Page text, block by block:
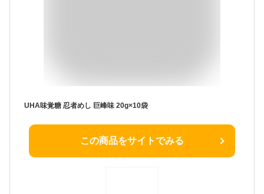
UHA味覚糖 忍者めし 巨峰味 20g×10袋
この商品をサイトでみる